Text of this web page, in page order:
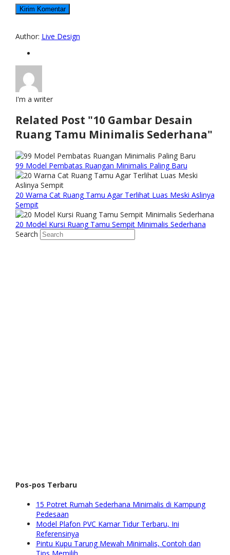
Author: Live Design
I'm a writer
Related Post "10 Gambar Desain
Ruang Tamu Minimalis Sederhana"
99 Model Pembatas Ruangan Minimalis Paling Baru
20 Warna Cat Ruang Tamu Agar Terlihat Luas Meski Aslinya
Sempit
20 Model Kursi Ruang Tamu Sempit Minimalis Sederhana
Search
Pos-pos Terbaru
15 Potret Rumah Sederhana Minimalis di Kampung
Pedesaan
Model Plafon PVC Kamar Tidur Terbaru, Ini
Referensinya
Pintu Kupu Tarung Mewah Minimalis, Contoh dan